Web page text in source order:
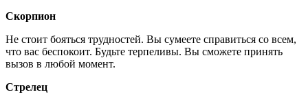
Скорпион
Не стоит бояться трудностей. Вы сумеете справиться со всем,
что вас беспокоит. Будьте терпеливы. Вы сможете принять
вызов в любой момент.
Стрелец